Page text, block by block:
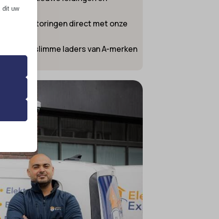
storingen direct met onze
wij slimme laders van A-merken
dit uw
van